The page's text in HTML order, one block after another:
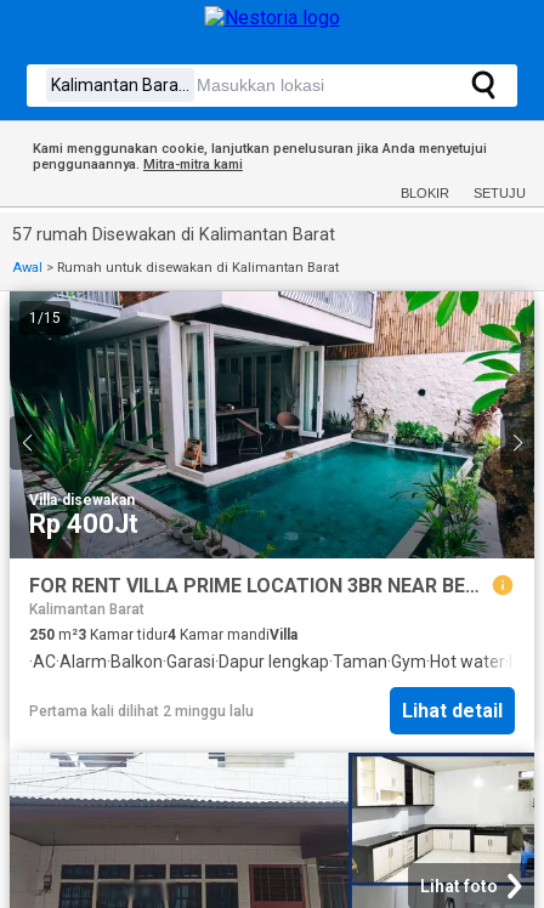
Kami menggunakan cookie, lanjutkan penelusuran jika Anda menyetujui
penggunaannya. Mitra-mitra kami
BLOKIR SETUJU
57 rumah Disewakan di Kalimantan Barat
Awal > Rumah untuk disewakan di Kalimantan Barat
1 /15
Villa·disewakan
Rp 400Jt
FOR RENT VILLA PRIME LOCATION 3BR NEAR BEACH CANGGU
Kalimantan Barat
250 m²3 Kamar tidur4 Kamar mandiVilla
·AC·Alarm·Balkon·Garasi·Dapur lengkap·Taman·Gym·Hot water·
Pertama kali dilihat 2 minggu lalu Lihat detail
Lihat foto